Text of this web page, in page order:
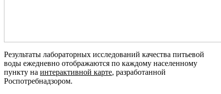
Результаты лабораторных исследований качества питьевой
воды ежедневно отображаются по каждому населенному
пункту на интерактивной карте, разработанной
Роспотребнадзором.